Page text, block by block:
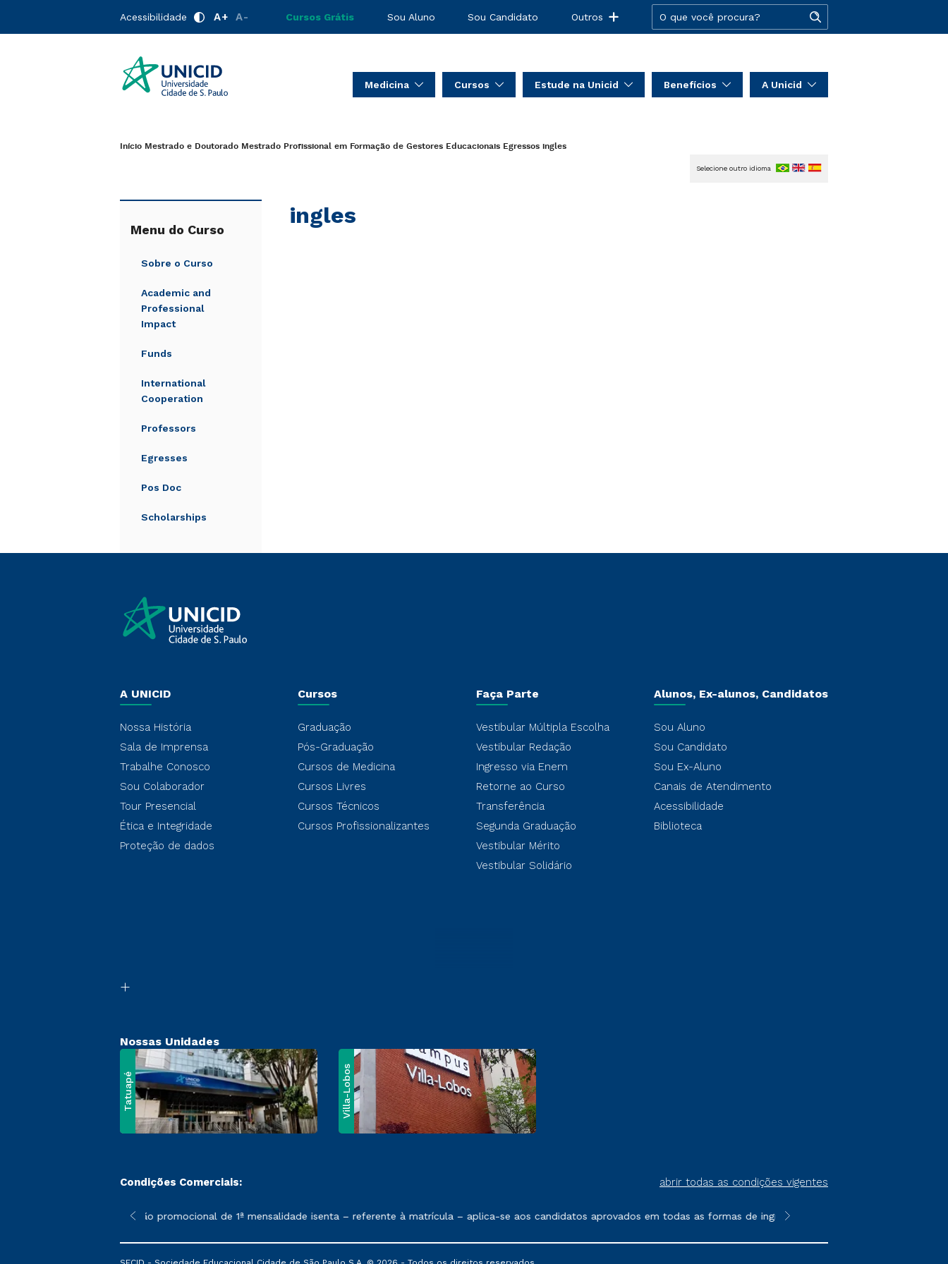
Acessibilidade A+ A- Cursos Grátis Sou Aluno Sou Candidato Outros
Medicina Cursos Estude na Unicid Benefícios A Unicid
Início Mestrado e Doutorado Mestrado Profissional em Formação de Gestores Educacionais Egressos ingles
Menu do Curso
Sobre o Curso
Academic and
Professional
Impact
Funds
International
Cooperation
Professors
Egresses
Pos Doc
Scholarships
ingles
Selecione outro idioma
A UNICID
Nossa História
Sala de Imprensa
Trabalhe Conosco
Sou Colaborador
Tour Presencial
Ética e Integridade
Proteção de dados
Cursos
Graduação
Pós-Graduação
Cursos de Medicina
Cursos Livres
Cursos Técnicos
Cursos Profissionalizantes
Faça Parte
Vestibular Múltipla Escolha
Vestibular Redação
Ingresso via Enem
Retorne ao Curso
Transferência
Segunda Graduação
Vestibular Mérito
Vestibular Solidário
Alunos, Ex-alunos, Candidatos
Sou Aluno
Sou Candidato
Sou Ex-Aluno
Canais de Atendimento
Acessibilidade
Biblioteca
Nossas Unidades
Tatuapé Villa-Lobos
Condições Comerciais: abrir todas as condições vigentes
sofrer alterações nos períodos de rematrícula conforme exposto no contrato de prestação de serviços
*A condição promocional de 1ª mensalidade isenta – referente à matrícula – aplica-se aos candidatos aprovados em todas as formas de ingresso, exceto na prova on-line ou
**Semipresencial é um formato do